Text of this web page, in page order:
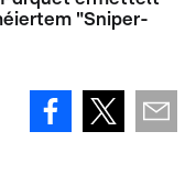
"Sniper-